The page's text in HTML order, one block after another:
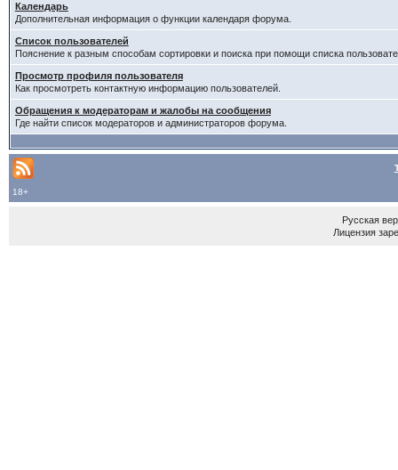
Календарь
Дополнительная информация о функции календаря форума.
Список пользователей
Пояснение к разным способам сортировки и поиска при помощи списка
Просмотр профиля пользователя
Как просмотреть контактную информацию пользователей.
Обращения к модераторам и жалобы на сообщения
Где найти список модераторов и администраторов форума.
18+
Русская
Лицензия